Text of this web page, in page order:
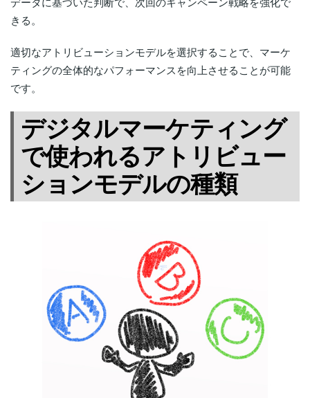
データに基づいた判断で、次回のキャンペーン戦略を強化で
きる。
適切なアトリビューションモデルを選択することで、マーケ
ティングの全体的なパフォーマンスを向上させることが可能
です。
デジタルマーケティング
で使われるアトリビュー
ションモデルの種類